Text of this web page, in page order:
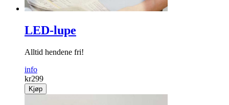
LED-lupe
Alltid hendene fri!
info
kr299
Kjøp